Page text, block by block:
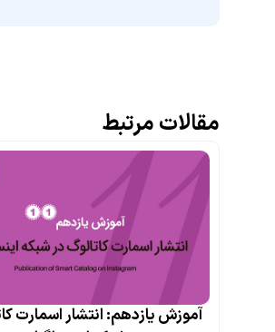
مقالات مرتبط
آموزش یازدهم: انتشار اسمارت